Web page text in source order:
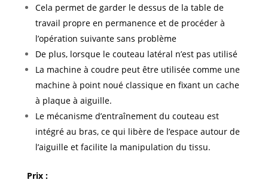
Cela permet de garder le dessus de la table de
travail propre en permanence et de procéder à
l’opération suivante sans problème
De plus, lorsque le couteau latéral n’est pas utilisé
La machine à coudre peut être utilisée comme une
machine à point noué classique en fixant un cache
à plaque à aiguille.
Le mécanisme d’entraînement du couteau est
intégré au bras, ce qui libère de l’espace autour de
l’aiguille et facilite la manipulation du tissu.
Prix :